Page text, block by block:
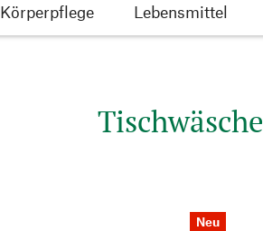
Körperpflege Lebensmittel
Tischwäsche
Neu